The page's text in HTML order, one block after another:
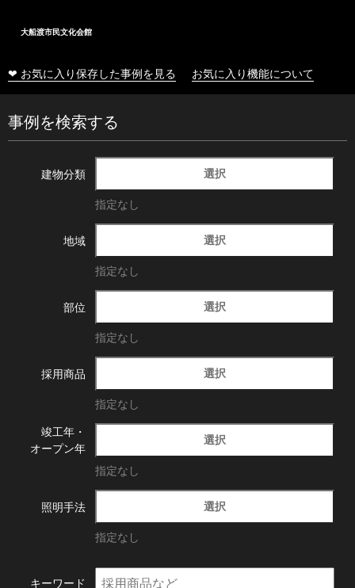
大船渡市民文化会館
❤ お気に入り保存した事例を見る お気に入り機能について
事例を検索する
建物分類 選択
指定なし
地域 選択
指定なし
部位 選択
指定なし
採用商品 選択
指定なし
竣工年・
オープン年
選択
指定なし
照明手法 選択
指定なし
キーワード